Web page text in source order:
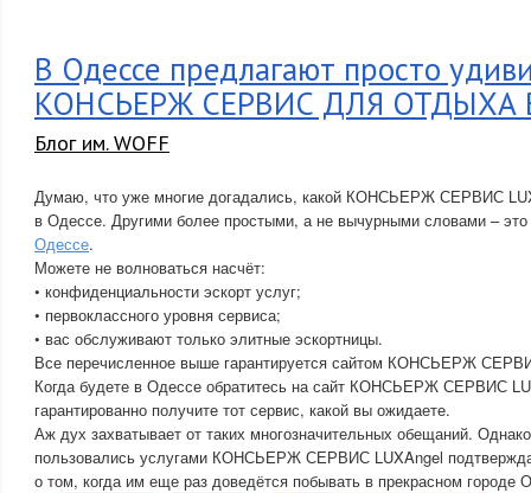
В Одессе предлагают просто
КОНСЬЕРЖ СЕРВИС ДЛЯ ОТДЫХА
Блог им. WOFF
Думаю, что уже многие догадались, какой КОНСЬЕРЖ СЕРВИС
в Одессе. Другими более простыми, а не вычурными словами –
Одессе.
Можете не волноваться насчёт:
• конфиденциальности эскорт услуг;
• первоклассного уровня сервиса;
• вас обслуживают только элитные эскортницы.
Все перечисленное выше гарантируется сайтом КОНСЬЕРЖ
Когда будете в Одессе обратитесь на сайт КОНСЬЕРЖ СЕРВИС
гарантированно получите тот сервис, какой вы ожидаете.
Аж дух захватывает от таких многозначительных обещаний.
пользовались услугами КОНСЬЕРЖ СЕРВИС LUXAngel
о том, когда им еще раз доведётся побывать в прекрасном городе